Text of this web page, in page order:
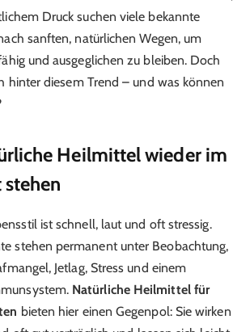
Druck suchen viele bekannte
sanften, natürlichen Wegen, um
und ausgeglichen zu bleiben. Doch
hinter diesem Trend – und was können
Heilmittel wieder im
ist schnell, laut und oft stressig.
stehen permanent unter Beobachtung,
Jetlag, Stress und einem
Natürliche Heilmittel für
bieten hier einen Gegenpol: Sie wirken